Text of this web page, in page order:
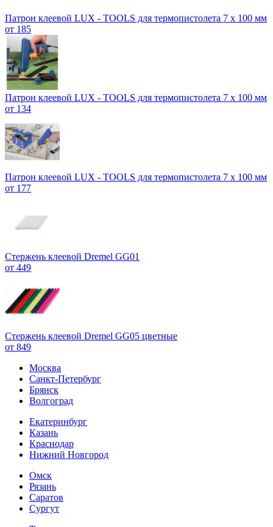
Патрон клеевой LUX - TOOLS для термопистолета 7 х 100 мм
от 185
Патрон клеевой LUX - TOOLS для термопистолета 7 х 100 мм
от 134
Патрон клеевой LUX - TOOLS для термопистолета 7 х 100 мм
от 177
Стержень клеевой Dremel GG01
от 449
Стержень клеевой Dremel GG05 цветные
от 849
Москва
Санкт-Петербург
Брянск
Волгоград
Екатеринбург
Казань
Краснодар
Нижний Новгород
Омск
Рязань
Саратов
Сургут